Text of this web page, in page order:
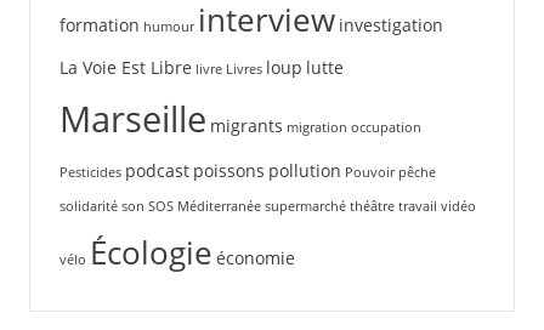
formation humour interview investigation
La Voie Est Libre livre Livres loup lutte
Marseille migrants migration occupation
Pesticides podcast poissons pollution Pouvoir pêche
solidarité son SOS Méditerranée supermarché théâtre travail vidéo
vélo Écologie économie